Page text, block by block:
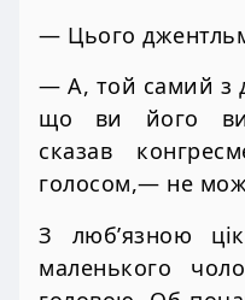
— Цього
— А, той самий з
що ви його
сказав
голосом,— не
З люб’язною
маленького